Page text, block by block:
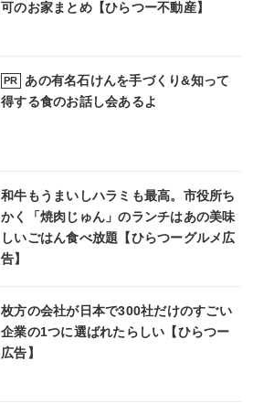
可のお家まとめ【ひらつー不動産】
PR
あの有名石けんを手づくり&知って
得する食のお話し会あるよ
和牛もうまいしハラミも最高。市役所ち
かく「焼肉じゅん」のランチはあの美味
しいごはん食べ放題【ひらつーグルメ広
告】
枚方の会社が日本で300社だけのすごい
企業の1つに選ばれたらしい【ひらつー
広告】